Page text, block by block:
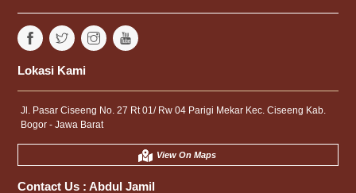
Lokasi Kami
Jl. Pasar Ciseeng No. 27 Rt 01/ Rw 04 Parigi Mekar Kec. Ciseeng Kab.
Bogor - Jawa Barat
View On Maps
Contact Us :Abdul Jamil